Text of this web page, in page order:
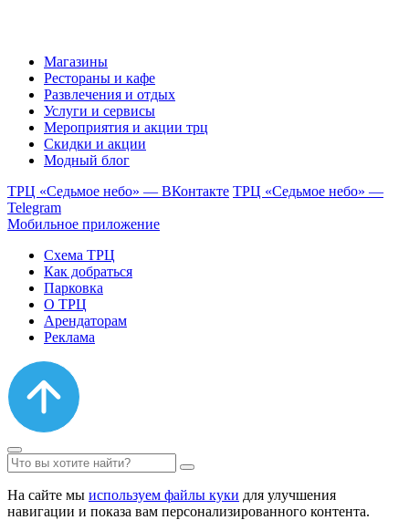
Магазины
Рестораны и кафе
Развлечения и отдых
Услуги и сервисы
Мероприятия и акции трц
Скидки и акции
Модный блог
ТРЦ «Седьмое небо» — ВКонтакте ТРЦ «Седьмое небо» —
Telegram
Мобильное приложение
Схема ТРЦ
Как добраться
Парковка
О ТРЦ
Арендаторам
Реклама
На сайте мы используем файлы куки для улучшения
навигации и показа вам персонализированного контента.